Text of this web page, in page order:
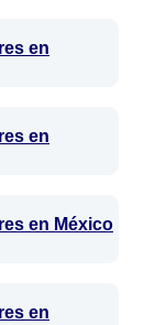
en
en
en México
en